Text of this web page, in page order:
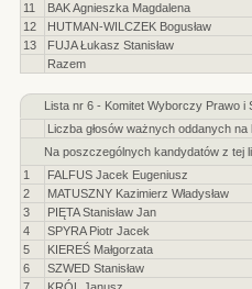
11
BAK Agnieszka Magdalena
12
HUTMAN-WILCZEK Bogusław
13
FUJA Łukasz Stanisław
Razem
Lista nr 6 - Komitet Wyborczy Prawo i
Liczba głosów ważnych oddanych na
Na poszczególnych kandydatów z tej
1
FALFUS Jacek Eugeniusz
2
MATUSZNY Kazimierz Władysław
3
PIĘTA Stanisław Jan
4
SPYRA Piotr Jacek
5
KIEREŚ Małgorzata
6
SZWED Stanisław